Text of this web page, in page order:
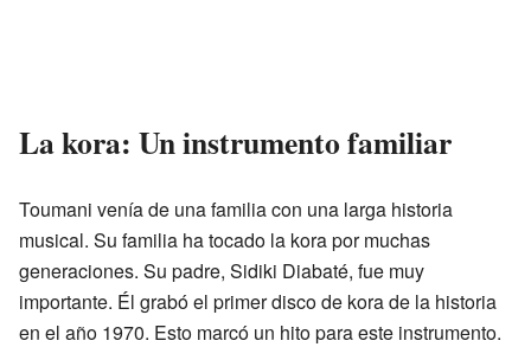
La kora: Un instrumento familiar
Toumani venía de una familia con una larga historia
musical. Su familia ha tocado la kora por muchas
generaciones. Su padre, Sidiki Diabaté, fue muy
importante. Él grabó el primer disco de kora de la historia
en el año 1970. Esto marcó un hito para este instrumento.